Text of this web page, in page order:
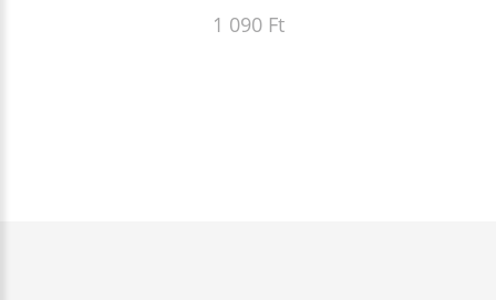
1 090 Ft